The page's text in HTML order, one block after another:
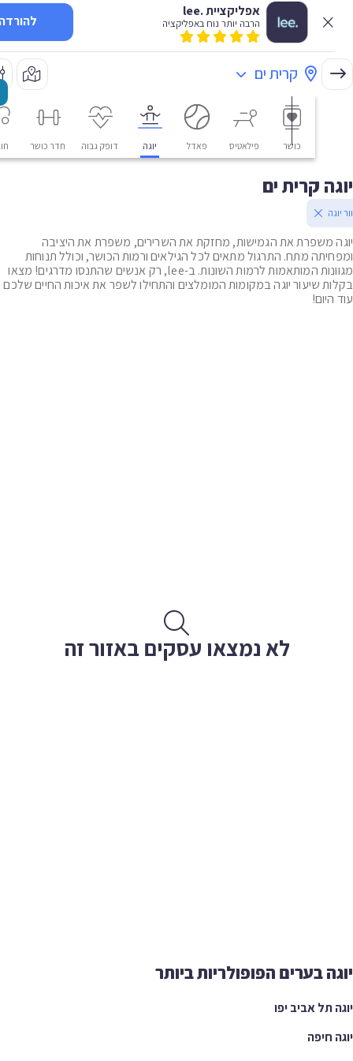
אפליקציית .lee
הרבה יותר נוח באפליקציה להורדה
קרית ים
פילאטיס פאדל דופק גבוה חדר כושר חוגים
קרית ים
משפרת את הגמישות, מחזקת את השרירים, משפרת את היציבה
מתח. התרגול מתאים לכל הגילאים ורמות הכושר, וכולל תנוחות
מגוונות המותאמות לרמות השונות. ב-lee, רק אנשים שהתנסו מדרגים! מצאו
שיעור יוגה במקומות המומלצים והתחילו לשפר את איכות החיים שלכם
לא נמצאו עסקים באזור זה
בערים הפופולריות ביותר
תל אביב יפו
חיפה